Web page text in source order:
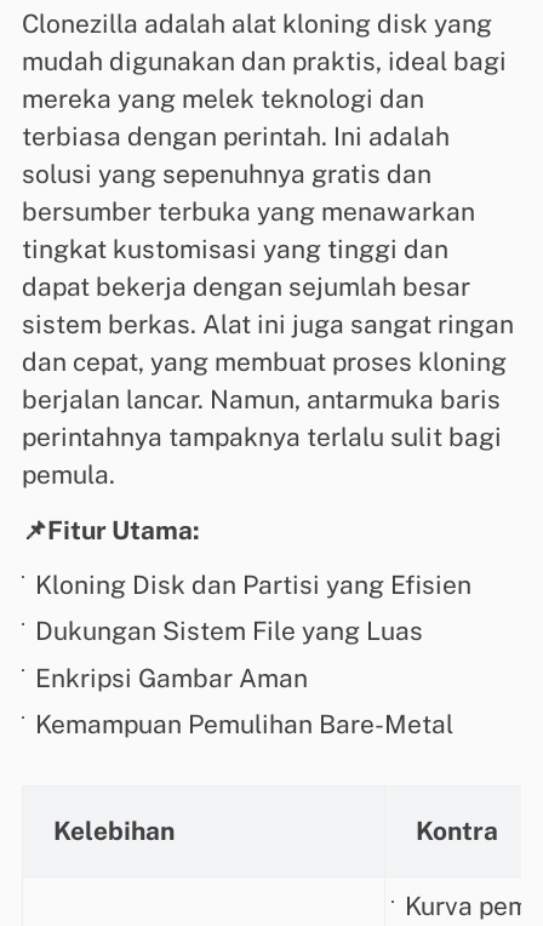
Clonezilla adalah alat kloning disk yang
mudah digunakan dan praktis, ideal bagi
mereka yang melek teknologi dan
terbiasa dengan perintah. Ini adalah
solusi yang sepenuhnya gratis dan
bersumber terbuka yang menawarkan
tingkat kustomisasi yang tinggi dan
dapat bekerja dengan sejumlah besar
sistem berkas. Alat ini juga sangat ringan
dan cepat, yang membuat proses kloning
berjalan lancar. Namun, antarmuka baris
perintahnya tampaknya terlalu sulit bagi
pemula.
📌Fitur Utama:
Kloning Disk dan Partisi yang Efisien
Dukungan Sistem File yang Luas
Enkripsi Gambar Aman
Kemampuan Pemulihan Bare-Metal
Kelebihan Kontra
Kurva